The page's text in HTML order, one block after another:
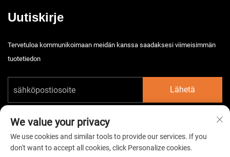
Uutiskirje
Tervetuloa kommunikoimaan meidän kanssa saadaksesi viimeisimmän
tuotetiedon
Lähetä
We value your privacy
We use cookies and similar tools to provide our services. If you
don't want to accept all cookies, click Personalize cookies.